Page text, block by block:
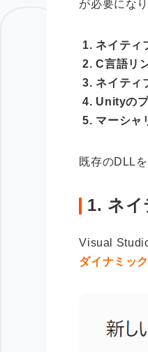
が必要になり
ネイティ
C言語リ
ネイティ
Unityの
マーシャ
既存のDLL
1. ネイ
Visual
ダイナミッ